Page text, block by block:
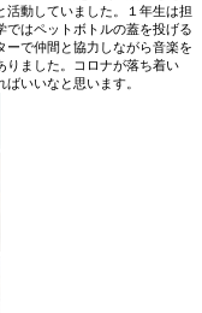
活動していました。１年生は担
ではペットボトルの蓋を投げる
ーで仲間と協力しながら音楽を
りました。コロナが落ち着い
いいなと思います。